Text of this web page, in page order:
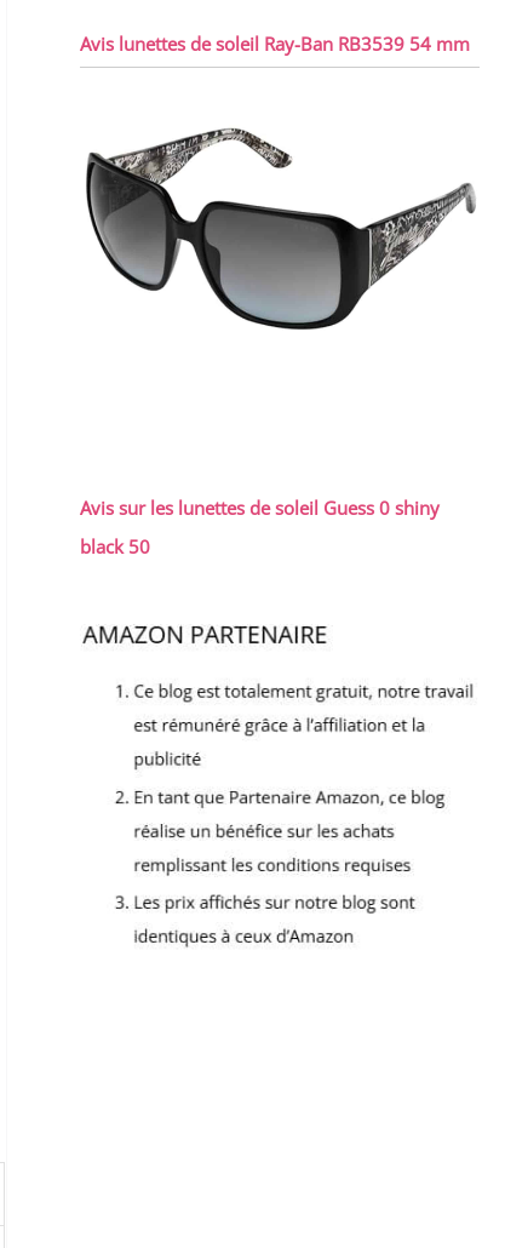
Avis lunettes de soleil Ray-Ban RB3539 54 mm
Avis sur les lunettes de soleil Guess 0 shiny
black 50